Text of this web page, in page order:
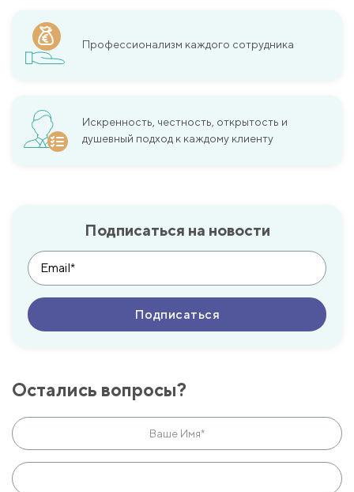
Профессионализм каждого сотрудника
Искренность, честность, открытость и
душевный подход к каждому клиенту
Подписаться на новости
Остались вопросы?